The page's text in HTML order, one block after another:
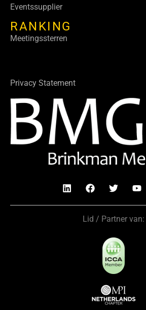
Eventssupplier
RANKING
Meetingssterren
Privacy Statement
Lid / Partner van: